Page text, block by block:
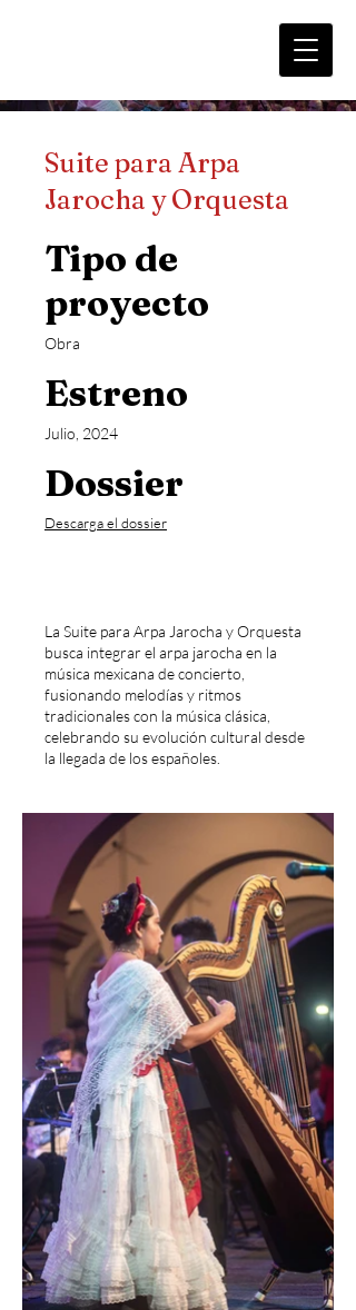
Suite para Arpa
Jarocha y Orquesta
Tipo de
proyecto
Obra
Estreno
Julio, 2024
Dossier
Descarga el dossier
La Suite para Arpa Jarocha y Orquesta
busca integrar el arpa jarocha en la
música mexicana de concierto,
fusionando melodías y ritmos
tradicionales con la música clásica,
celebrando su evolución cultural desde
la llegada de los españoles.